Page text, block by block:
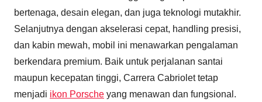
bertenaga, desain elegan, dan juga teknologi mutakhir.
Selanjutnya dengan akselerasi cepat, handling presisi,
dan kabin mewah, mobil ini menawarkan pengalaman
berkendara premium. Baik untuk perjalanan santai
maupun kecepatan tinggi, Carrera Cabriolet tetap
menjadi ikon Porsche yang menawan dan fungsional.